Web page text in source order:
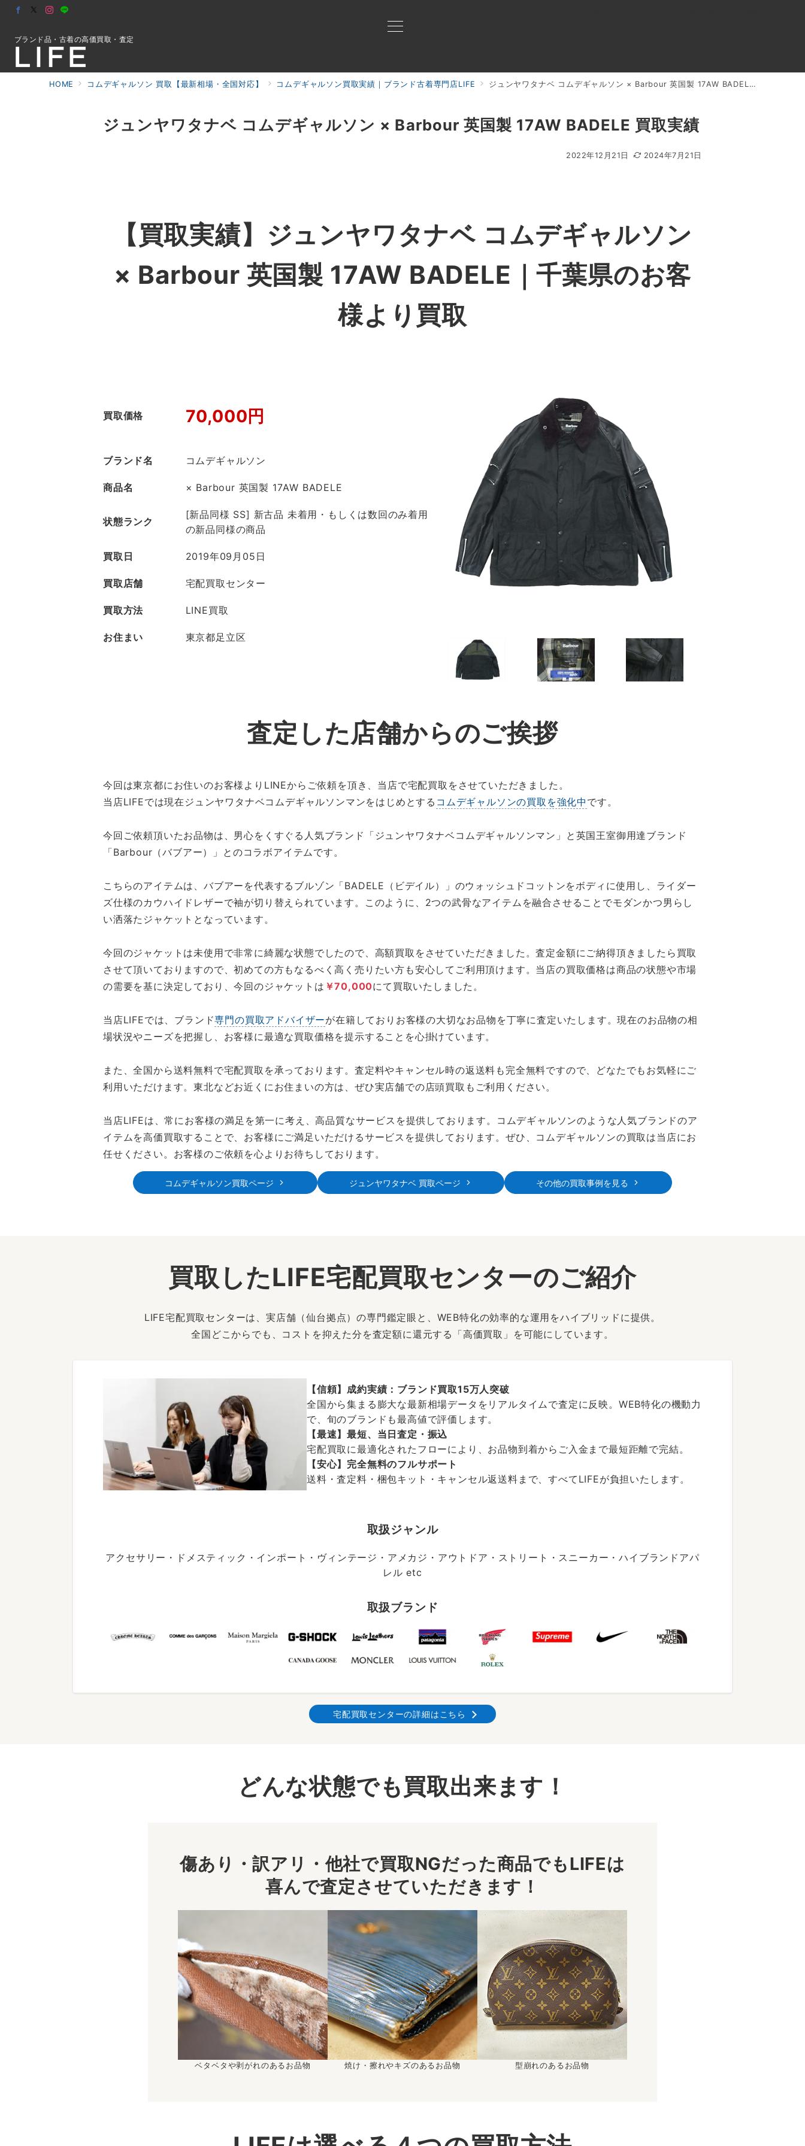
ブランド品・古着の高価買取・査定
HOME コムデギャルソン 買取【最新相場・全国対応】 コムデギャルソン買取実績｜ブランド古着専門店LIFE ジュンヤワタナベ コムデギャルソン × Barbour 英国製 17AW BADELE 買取実績
ジュンヤワタナベ コムデギャルソン × Barbour 英国製 17AW BADELE 買取実績
2022年12月21日 2024年7月21日
【買取実績】ジュンヤワタナベ コムデギャルソン
× Barbour 英国製 17AW BADELE｜千葉県のお客
様より買取
買取価格 70,000円
ブランド名 コムデギャルソン
商品名 × Barbour 英国製 17AW BADELE
状態ランク
[新品同様 SS] 新古品 未着用・もしくは数回のみ着用
の新品同様の商品
買取日 2019年09月05日
買取店舗 宅配買取センター
買取方法 LINE買取
お住まい 東京都足立区
査定した店舗からのご挨拶
今回は東京都にお住いのお客様よりLINEからご依頼を頂き、当店で宅配買取をさせていただきました。
当店LIFEでは現在ジュンヤワタナベコムデギャルソンマンをはじめとする コムデギャルソンの買取を強化中 です。
今回ご依頼頂いたお品物は、男心をくすぐる人気ブランド「ジュンヤワタナベコムデギャルソンマン」と英国王室御用達ブランド
「Barbour（バブアー）」とのコラボアイテムです。
こちらのアイテムは、バブアーを代表するブルゾン「BADELE（ビデイル）」のウォッシュドコットンをボディに使用し、ライダー
ズ仕様のカウハイドレザーで袖が切り替えられています。このように、2つの武骨なアイテムを融合させることでモダンかつ男らし
い洒落たジャケットとなっています。
今回のジャケットは未使用で非常に綺麗な状態でしたので、高額買取をさせていただきました。査定金額にご納得頂きましたら買取
させて頂いておりますので、初めての方もなるべく高く売りたい方も安心してご利用頂けます。当店の買取価格は商品の状態や市場
の需要を基に決定しており、今回のジャケットは ￥70,000にて買取いたしました。
当店LIFEでは、ブランド専門の買取アドバイザーが在籍しておりお客様の大切なお品物を丁寧に査定いたします。現在のお品物の相
場状況やニーズを把握し、お客様に最適な買取価格を提示することを心掛けています。
また、全国から送料無料で宅配買取を承っております。査定料やキャンセル時の返送料も完全無料ですので、どなたでもお気軽にご
利用いただけます。東北などお近くにお住まいの方は、ぜひ実店舗での店頭買取もご利用ください。
当店LIFEは、常にお客様の満足を第一に考え、高品質なサービスを提供しております。コムデギャルソンのような人気ブランドのア
イテムを高価買取することで、お客様にご満足いただけるサービスを提供しております。ぜひ、コムデギャルソンの買取は当店にお
任せください。お客様のご依頼を心よりお待ちしております。
コムデギャルソン買取ページ ジュンヤワタナベ 買取ページ その他の買取事例を見る
買取したLIFE宅配買取センターのご紹介
LIFE宅配買取センターは、実店舗（仙台拠点）の専門鑑定眼と、WEB特化の効率的な運用をハイブリッドに提供。
全国どこからでも、コストを抑えた分を査定額に還元する「高価買取」を可能にしています。
【信頼】成約実績：ブランド買取15万人突破
全国から集まる膨大な最新相場データをリアルタイムで査定に反映。WEB特化の機動力
で、旬のブランドも最高値で評価します。
【最速】最短、当日査定・振込
宅配買取に最適化されたフローにより、お品物到着からご入金まで最短距離で完結。
【安心】完全無料のフルサポート
送料・査定料・梱包キット・キャンセル返送料まで、すべてLIFEが負担いたします。
取扱ジャンル
アクセサリー・ドメスティック・インポート・ヴィンテージ・アメカジ・アウトドア・ストリート・スニーカー・ハイブランドアパ
レル etc
取扱ブランド
宅配買取センターの詳細はこちら
どんな状態でも買取出来ます！
傷あり・訳アリ・他社で買取NGだった商品でもLIFEは
喜んで査定させていただきます！
ベタベタや剥がれのあるお品物 焼け・擦れやキズのあるお品物 型崩れのあるお品物